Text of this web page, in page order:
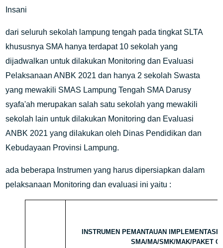
Insani
dari seluruh sekolah lampung tengah pada tingkat SLTA
khususnya SMA hanya terdapat 10 sekolah yang
dijadwalkan untuk dilakukan Monitoring dan Evaluasi
Pelaksanaan ANBK 2021 dan hanya 2 sekolah Swasta
yang mewakili SMAS Lampung Tengah SMA Darusy
syafa'ah merupakan salah satu sekolah yang mewakili
sekolah lain untuk dilakukan Monitoring dan Evaluasi
ANBK 2021 yang dilakukan oleh Dinas Pendidikan dan
Kebudayaan Provinsi Lampung.
ada beberapa Instrumen yang harus dipersiapkan dalam
pelaksanaan Monitoring dan evaluasi ini yaitu :
INSTRUMEN PEMANTAUAN IMPLEMENTASI
SMA/MA/SMK/MAK/PAKET C/